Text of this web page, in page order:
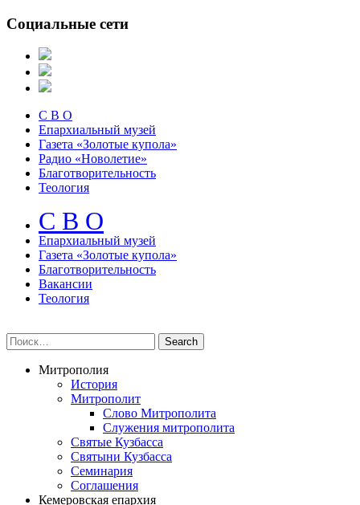
Социальные сети
С В О
Епархиальный музей
Газета «Золотые купола»
Радио «Новолетие»
Благотворительность
Теология
С В О
Епархиальный музeй
Газета «Золотые купола»
Благотворительность
Вакансии
Теология
Митрополия
История
Митрополит
Слово Митрополита
Служения митрополита
Святые Кузбасса
Святыни Кузбасса
Семинария
Соглашения
Кемеровская епархия